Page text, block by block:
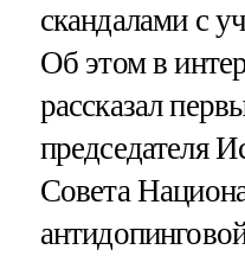
скандалами с
Об этом в
рассказал
председателя
Совета